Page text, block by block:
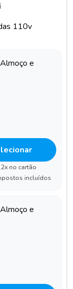
110v
e
no cartão
incluídos
e